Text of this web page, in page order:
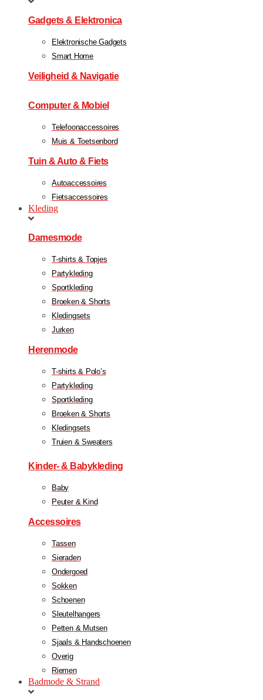
Gadgets & Elektronica
Elektronische Gadgets
Smart Home
Veiligheid & Navigatie
Computer & Mobiel
Telefoonaccessoires
Muis & Toetsenbord
Tuin & Auto & Fiets
Autoaccessoires
Fietsaccessoires
Kleding
Damesmode
T-shirts & Topjes
Partykleding
Sportkleding
Broeken & Shorts
Kledingsets
Jurken
Herenmode
T-shirts & Polo’s
Partykleding
Sportkleding
Broeken & Shorts
Kledingsets
Truien & Sweaters
Kinder- & Babykleding
Baby
Peuter & Kind
Accessoires
Tassen
Sieraden
Ondergoed
Sokken
Schoenen
Sleutelhangers
Petten & Mutsen
Sjaals & Handschoenen
Overig
Riemen
Badmode & Strand